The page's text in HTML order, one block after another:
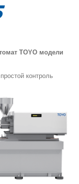
TOYO модели
контроль